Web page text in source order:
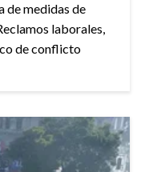
de medidas de
laborales,
de conflicto